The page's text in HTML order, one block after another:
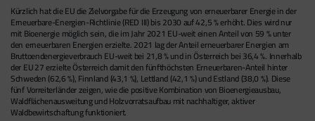
Kürzlich hat die EU die Zielvorgabe für die Erzeugung von erneuerbarer Energie in der
Erneuerbare-Energien-Richtlinie (RED III) bis 2030 auf 42,5 % erhöht. Dies wird nur
mit Bioenergie möglich sein, die im Jahr 2021 EU-weit einen Anteil von 59 % unter
den erneuerbaren Energien erzielte. 2021 lag der Anteil erneuerbarer Energien am
Bruttoendenergieverbrauch EU-weit bei 21,8 % und in Österreich bei 36,4 %. Innerhalb
der EU 27 erzielte Österreich damit den fünfthöchsten Erneuerbaren-Anteil hinter
Schweden (62,6 %), Finnland (43,1 %), Lettland (42,1 %) und Estland (38,0 %). Diese
fünf Vorreiterländer zeigen, wie die positive Kombination von Bioenergieausbau,
Waldflächenausweitung und Holzvorratsaufbau mit nachhaltiger, aktiver
Waldbewirtschaftung funktioniert.